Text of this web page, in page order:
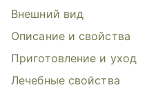
Внешний вид
Описание и свойства
Приготовление и уход
Лечебные свойства